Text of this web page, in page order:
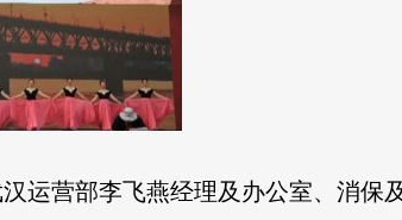
运营部李飞燕经理及办公室、消保